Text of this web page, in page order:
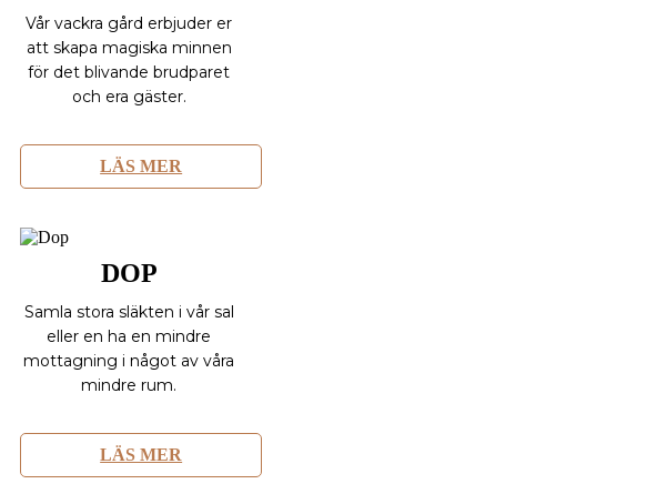
Vår vackra gård erbjuder er
att skapa magiska minnen
för det blivande brudparet
och era gäster.
LÄS MER
DOP
Samla stora släkten i vår sal
eller en ha en mindre
mottagning i något av våra
mindre rum.
LÄS MER